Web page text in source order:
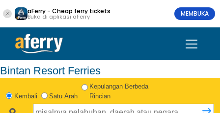
aFerry - Cheap ferry tickets
Buka di aplikasi aFerry MEMBUKA
Bintan Resort Ferries
Kembali Satu Arah
Kepulangan Berbeda
Rincian